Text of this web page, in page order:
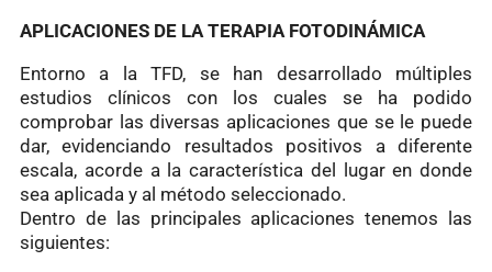
APLICACIONES DE LA TERAPIA FOTODINÁMICA
Entorno a la TFD, se han desarrollado múltiples
estudios clínicos con los cuales se ha podido
comprobar las diversas aplicaciones que se le puede
dar, evidenciando resultados positivos a diferente
escala, acorde a la característica del lugar en donde
sea aplicada y al método seleccionado.
Dentro de las principales aplicaciones tenemos las
siguientes: